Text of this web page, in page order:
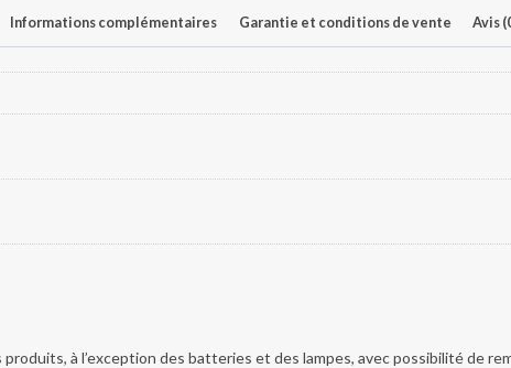
Informations complémentaires Garantie et conditions de vente Avis
à l’exception des batteries et des lampes, avec possibilité de